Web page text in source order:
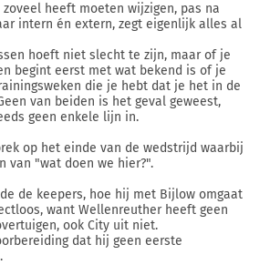
heeft moeten wijzigen, pas na
intern én extern, zegt eigenlijk alles al
hoeft niet slecht te zijn, maar of je
begint eerst met wat bekend is of je
die je hebt dat je het in de
van beiden is het geval geweest,
geen enkele lijn in.
op het einde van de wedstrijd waarbij
van "wat doen we hier?".
de keepers, hoe hij met Bijlow omgaat
want Wellenreuther heeft geen
ook City uit niet.
dat hij geen eerste